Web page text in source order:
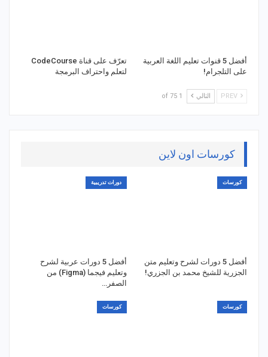
أفضل 5 قنوات تعليم اللغة العربية
على التلجرام!
تعرّف على قناة CodeCourse
لتعلم واحتراف البرمجة
التالي 1 of 75
كورسات اون لاين
كورسات
أفضل 5 دورات لشرح وتعليم متن
الجزرية للشيخ محمد بن الجزري!
دورات تدريبية
أفضل 5 دورات عربية لشرح
وتعليم فيجما (Figma) من
الصفر…
كورسات كورسات